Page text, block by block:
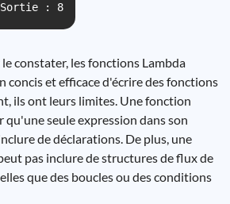
: 8
constater, les fonctions Lambda
concis et efficace d'écrire des fonctions
ils ont leurs limites. Une fonction
qu'une seule expression dans son
de déclarations. De plus, une
pas inclure de structures de flux de
que des boucles ou des conditions